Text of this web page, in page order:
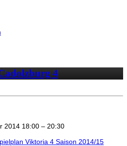
4
2014 18:00 – 20:30
Viktoria 4 Saison 2014/15